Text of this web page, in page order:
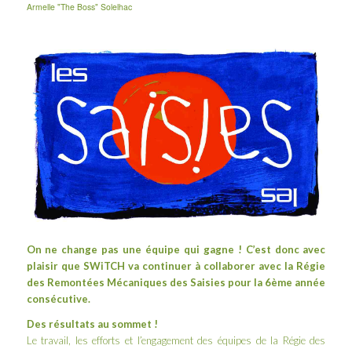
Armelle "The Boss" Solelhac
On ne change pas une équipe qui gagne ! C’est donc avec
plaisir que SWiTCH va continuer à collaborer avec la Régie
des Remontées Mécaniques des Saisies pour la 6ème année
consécutive.
Des résultats au sommet !
Le travail, les efforts et l’engagement des équipes de la Régie des